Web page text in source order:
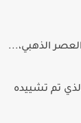
الذهبي،...
تم تشييده